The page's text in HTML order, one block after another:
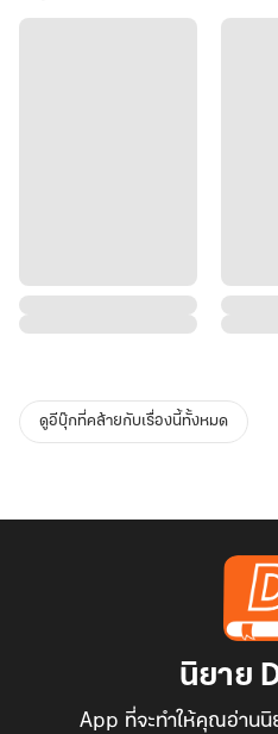
ดูอีบุ๊กที่คล้ายกับเรื่องนี้ทั้งหมด
นิยาย
App ที่จะทำให้คุณอ่านนิ